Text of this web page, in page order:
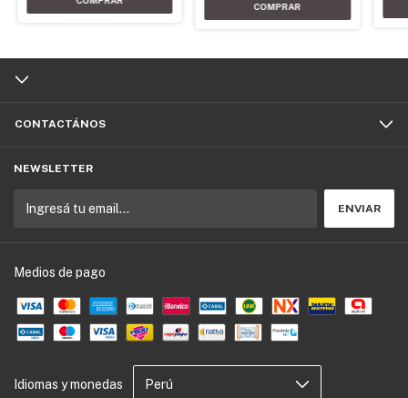
CONTACTÁNOS
NEWSLETTER
Medios de pago
Idiomas y monedas